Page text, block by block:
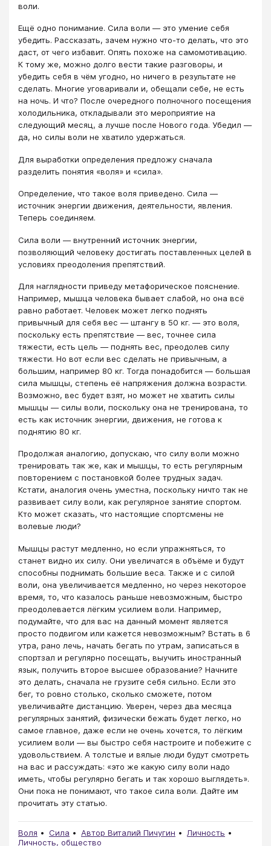
воли.
Ещё одно понимание. Сила воли ― это умение себя
убедить. Рассказать, зачем нужно что-то делать, что это
даст, от чего избавит. Опять похоже на самомотивацию.
К тому же, можно долго вести такие разговоры, и
убедить себя в чём угодно, но ничего в результате не
сделать. Многие уговаривали и, обещали себе, не есть
на ночь. И что? После очередного полночного посещения
холодильника, откладывали это мероприятие на
следующий месяц, а лучше после Нового года. Убедил ―
да, но силы воли не хватило удержаться.
Для выработки определения предложу сначала
разделить понятия «воля» и «сила».
Определение, что такое воля приведено. Сила ―
источник энергии движения, деятельности, явления.
Теперь соединяем.
Сила воли ― внутренний источник энергии,
позволяющий человеку достигать поставленных целей в
условиях преодоления препятствий.
Для наглядности приведу метафорическое пояснение.
Например, мышца человека бывает слабой, но она всё
равно работает. Человек может легко поднять
привычный для себя вес ― штангу в 50 кг. ― это воля,
поскольку есть препятствие ― вес, точнее сила
тяжести, есть цель ― поднять вес, преодолев силу
тяжести. Но вот если вес сделать не привычным, а
большим, например 80 кг. Тогда понадобится ― большая
сила мышцы, степень её напряжения должна возрасти.
Возможно, вес будет взят, но может не хватить силы
мышцы ― силы воли, поскольку она не тренирована, то
есть как источник энергии, движения, не готова к
поднятию 80 кг.
Продолжая аналогию, допускаю, что силу воли можно
тренировать так же, как и мышцы, то есть регулярным
повторением с постановкой более трудных задач.
Кстати, аналогия очень уместна, поскольку ничто так не
развивает силу воли, как регулярное занятие спортом.
Кто может сказать, что настоящие спортсмены не
волевые люди?
Мышцы растут медленно, но если упражняться, то
станет видно их силу. Они увеличатся в объёме и будут
способны поднимать большие веса. Также и с силой
воли, она увеличивается медленно, но через некоторое
время, то, что казалось раньше невозможным, быстро
преодолевается лёгким усилием воли. Например,
подумайте, что для вас на данный момент является
просто подвигом или кажется невозможным? Встать в 6
утра, рано лечь, начать бегать по утрам, записаться в
спортзал и регулярно посещать, выучить иностранный
язык, получить второе высшее образование? Начните
это делать, сначала не грузите себя сильно. Если это
бег, то ровно столько, сколько сможете, потом
увеличивайте дистанцию. Уверен, через два месяца
регулярных занятий, физически бежать будет легко, но
самое главное, даже если не очень хочется, то лёгким
усилием воли ― вы быстро себя настроите и побежите с
удовольствием. А толстые и вялые люди будут смотреть
на вас и рассуждать: «это же какую силу воли надо
иметь, чтобы регулярно бегать и так хорошо выглядеть».
Они пока не понимают, что такое сила воли. Дайте им
прочитать эту статью.
Воля Сила Автор Виталий Пичугин
Личность
Личность, общество